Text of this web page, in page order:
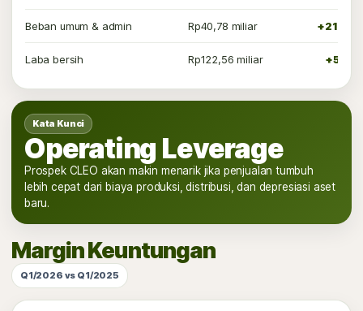
Beban umum & admin Rp40,78 miliar
Laba bersih Rp122,56 miliar
Kata Kunci
Operating Leverage
Prospek CLEO akan makin menarik jika penjualan tumbuh
lebih cepat dari biaya produksi, distribusi, dan depresiasi aset
baru.
Margin Keuntungan
Q1/2026 vs Q1/2025